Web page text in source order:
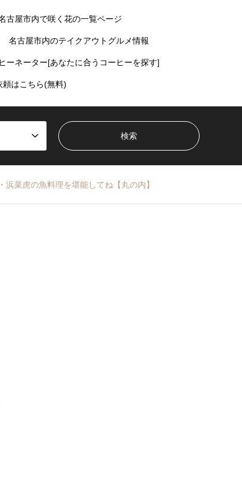
古屋市内で咲く花の一覧ページ
名古屋市内のテイクアウトグルメ情報
ーネーター[あなたに合うコーヒーを探す]
頼はこちら(無料)
浜菜虎の魚料理を堪能してね【丸の内】